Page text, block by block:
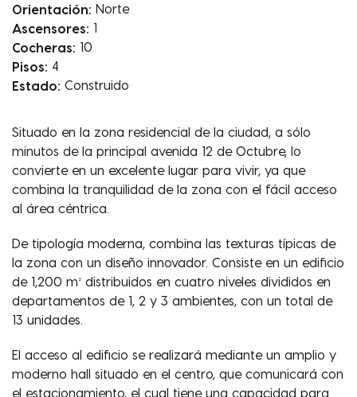
Orientación: Norte
Ascensores: 1
Cocheras: 10
Pisos: 4
Estado: Construido
Situado en la zona residencial de la ciudad, a sólo
minutos de la principal avenida 12 de Octubre, lo
convierte en un excelente lugar para vivir, ya que
combina la tranquilidad de la zona con el fácil acceso
al área céntrica.
De tipología moderna, combina las texturas típicas de
la zona con un diseño innovador. Consiste en un edificio
de 1,200 m² distribuidos en cuatro niveles divididos en
departamentos de 1, 2 y 3 ambientes, con un total de
13 unidades.
El acceso al edificio se realizará mediante un amplio y
moderno hall situado en el centro, que comunicará con
el estacionamiento, el cual tiene una capacidad para